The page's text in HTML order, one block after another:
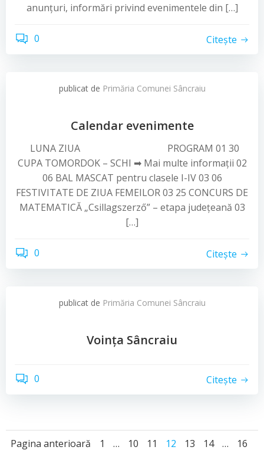
anunţuri, informări privind evenimentele din […]
0 Citește
publicat de Primăria Comunei Sâncraiu
Calendar evenimente
LUNA ZIUA PROGRAM 01 30
CUPA TOMORDOK – SCHI ➡ Mai multe informații 02
06 BAL MASCAT pentru clasele I-IV 03 06
FESTIVITATE DE ZIUA FEMEILOR 03 25 CONCURS DE
MATEMATICĂ „Csillagszerző” – etapa județeană 03
[…]
0 Citește
publicat de Primăria Comunei Sâncraiu
Voinţa Sâncraiu
0 Citește
Pagina anterioară Page
1 … Page
10 Page
11 Page
12 Page
13 Page
14 … Page
16